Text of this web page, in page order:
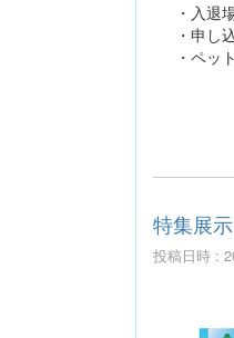
・入退
・申し
・ペッ
特集展
投稿日時 :